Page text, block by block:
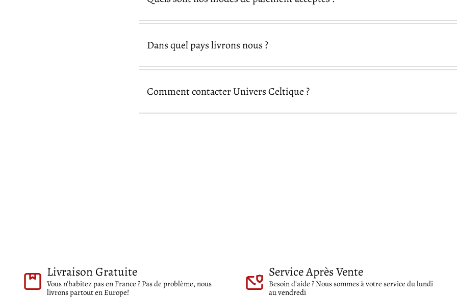
PayPal Google Pay
Dans quel pays livrons nous ?
nos produits accessibles partout dans le monde
Comment contacter Univers Celtique ?
Livraison Gratuite
Vous n'habitez pas en France ? Pas de problème, nous
livrons partout en Europe!
Service Après Vente
Besoin d'aide ? Nous sommes à votre service du lundi
au vendredi